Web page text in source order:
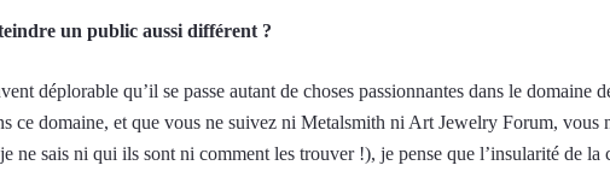
un public aussi différent ?
déplorable qu’il se passe autant de choses passionnantes dans le domaine
ce domaine, et que vous ne suivez ni Metalsmith ni Art Jewelry Forum, vous
ne sais ni qui ils sont ni comment les trouver !), je pense que l’insularité de